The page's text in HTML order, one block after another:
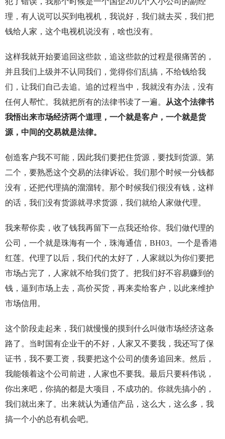
理，有人说可以买到电视机，我说好，我们就去买，我们把
钱给人家，这个电视机说没有，啥也没有。
这样我就开始要追回这些款，追这些款的过程是很痛苦的，
并且我们上级并不认同我们，觉得你们乱搞，不给钱给我
们，让我们自己去追。追的过程当中，我就没有办法，没有
任何人帮忙。我就把所有的法律书读了一遍。
从这个法律书
我悟出来市场经济两个道理，一个就是客户，一个就是货
源，中间的交易就是法律。
创造客户我不可能，因此我们要把住货源，要找到货源。第
二个，要熟悉这个交易的法律诉讼。我们那个时候一分钱都
没有，还把代理搞的溜溜转。那个时候我们很没有钱，这样
的话，我们没有货源就寻求货源，我们就给人家做代理。
我来帮你卖，收了钱我再留下一点我还给你。我们做代理的
公司，一个就是珠海有一个，珠海通信，BH03。一个是香港
红莲。代理了以后，我们代的太好了，人家就以为你们要把
市场占完了，人家就不给我们货了。把我们好不容易赚到的
钱，逼到市场上去，高价买货，再来卖给客户，以此来维护
市场信用。
这个阶段走起来，我们就慢慢的摸到什么叫做市场经济这条
路了。当时国有企业干的不好，人家又不要我，我还写了保
证书，我不要工资，我要把这个公司的债务追回来。然后，
我能领着这个公司前进，人家也不要我。最后只要科伟说，
你出来吧，你搞的都是大项目，不成功的。你就先搞小的，
我们就出来了。出来就认为通信产品，这么大，这么多，我
搞一个小的总有机会吧。